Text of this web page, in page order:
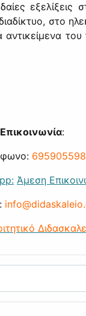
εξελίξεις
στο
Επικοινωνία:
Άμεση